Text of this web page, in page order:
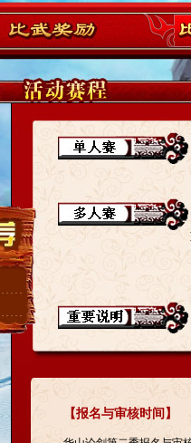
【报名与审核时间 】